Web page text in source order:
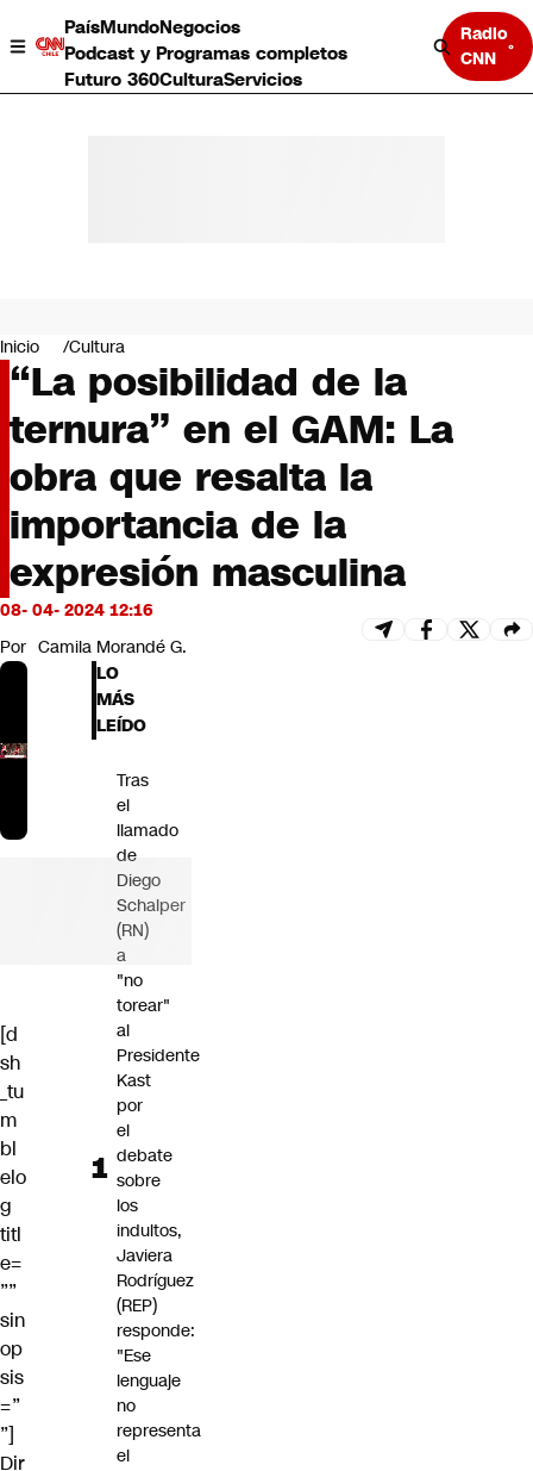
PaísMundoNegocios
Podcast y Programas completos
Futuro 360CulturaServicios
Radio
CNN
Negocios
Deportes
Programas completos
Cultura
Servicios
Bits
CNN tiempo
Futuro 360
Opinión
Inicio Cultura
“La posibilidad de la
ternura” en el GAM: La
obra que resalta la
importancia de la
expresión masculina
08- 04- 2024 12:16
Por Camila Morandé G.
[d
sh
_tu
m
bl
elo
g
titl
e=
””
sin
op
sis
=”
”]
Dir
LO
MÁS
LEÍDO
Tras
el
llamado
de
Diego
Schalper
(RN)
a
"no
torear"
al
Presidente
Kast
por
el
debate
sobre
los
indultos,
Javiera
Rodríguez
(REP)
responde:
"Ese
lenguaje
no
representa
el